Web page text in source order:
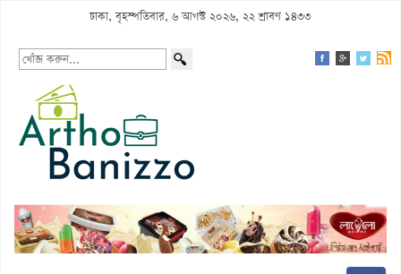
ঢাকা, বৃহস্পতিবার, ৬ আগস্ট ২০২৬, ২২ শ্রাবণ ১৪৩৩